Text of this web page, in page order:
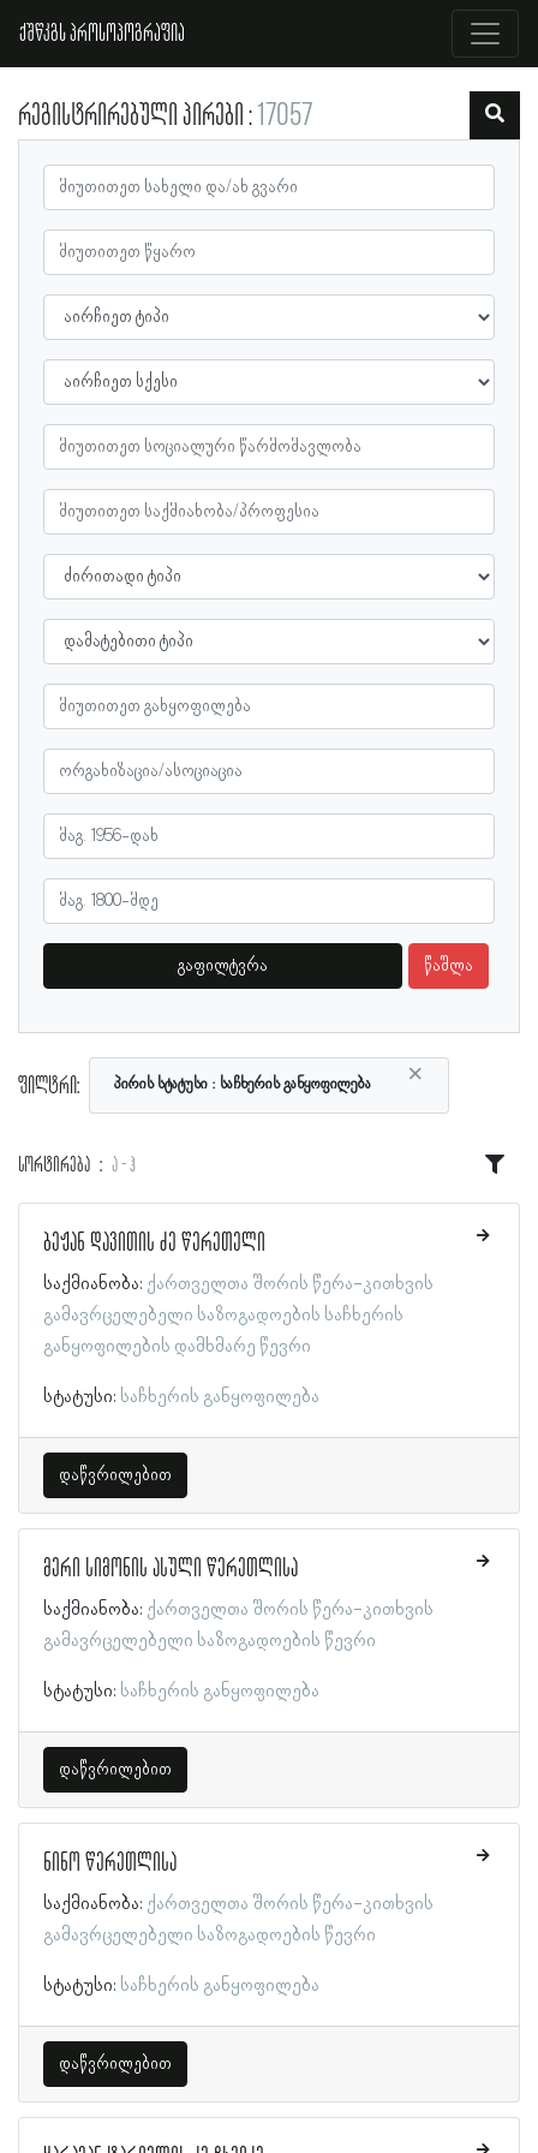
ქშწკგს პროსოპოგრაფია
რეგისტრირებული პირები 17057
გაფილტვრა წაშლა
ფილტრი: ×
პირის სტატუსი საჩხერის განყოფილება
სორტირება ა - ჰ
ბეჟან დავითის ძე წერეთელი
საქმიანობა: ქართველთა შორის წერა-კითხვის
გამავრცელებელი საზოგადოების საჩხერის
განყოფილების დამხმარე წევრი
სტატუსი: საჩხერის განყოფილება
დაწვრილებით
მერი სიმონის ასული წერეთლისა
საქმიანობა: ქართველთა შორის წერა-კითხვის
გამავრცელებელი საზოგადოების წევრი
სტატუსი: საჩხერის განყოფილება
დაწვრილებით
ნინო წერეთლისა
საქმიანობა: ქართველთა შორის წერა-კითხვის
გამავრცელებელი საზოგადოების წევრი
სტატუსი: საჩხერის განყოფილება
დაწვრილებით